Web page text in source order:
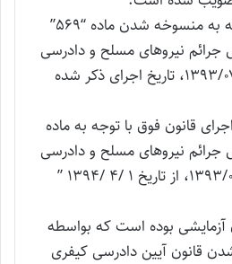
*)لازم به ذکر است با توجه به منسوخه شدن ماده “۵۶۹”
جرائم نیروهای مسلح و دادرسی
الکترونیکی ” مصوب ۱۳۹۳/۰۷/۰۸، تاریخ اجرای ذکر شده
قانون فوق با توجه به ماده
جرائم نیروهای مسلح و دادرسی
الکترونیکی” مصوب ۱۳۹۳/۰۷/۰۸، از تاریخ ۱ /۴ /۱۳۹۴ ”
آزمایشی بوده است که بواسطه
قانون آیین دادرسی کیفری